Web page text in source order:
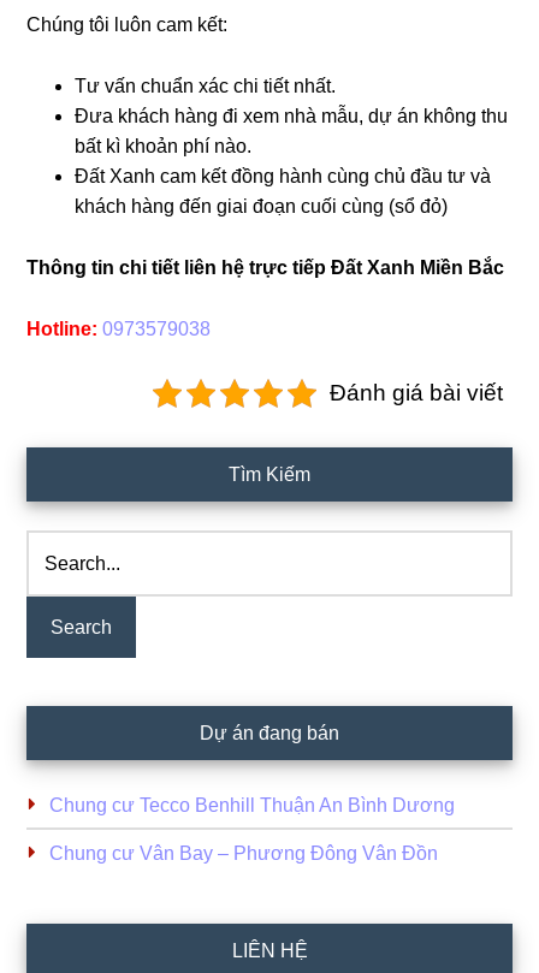
Chúng tôi luôn cam kết:
Tư vấn chuẩn xác chi tiết nhất.
Đưa khách hàng đi xem nhà mẫu, dự án không thu
bất kì khoản phí nào.
Đất Xanh cam kết đồng hành cùng chủ đầu tư và
khách hàng đến giai đoạn cuối cùng (sổ đỏ)
Thông tin chi tiết liên hệ trực tiếp Đất Xanh Miền Bắc
Hotline:0973579038
Đánh giá bài viết
Sidebar
Tìm Kiếm
Dự án đang bán
Chung cư Tecco Benhill Thuận An Bình Dương
Chung cư Vân Bay – Phương Đông Vân Đồn
LIÊN HỆ